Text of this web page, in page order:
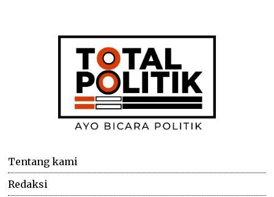
Tentang kami
Redaksi